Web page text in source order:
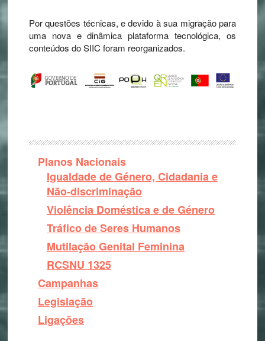
Por questões técnicas, e devido à sua migração para
uma nova e dinâmica plataforma tecnológica, os
conteúdos do SIIC foram reorganizados.
Planos Nacionais
Igualdade de Género, Cidadania e
Não-discriminação
Violência Doméstica e de Género
Tráfico de Seres Humanos
Mutilação Genital Feminina
RCSNU 1325
Campanhas
Legislação
Ligações